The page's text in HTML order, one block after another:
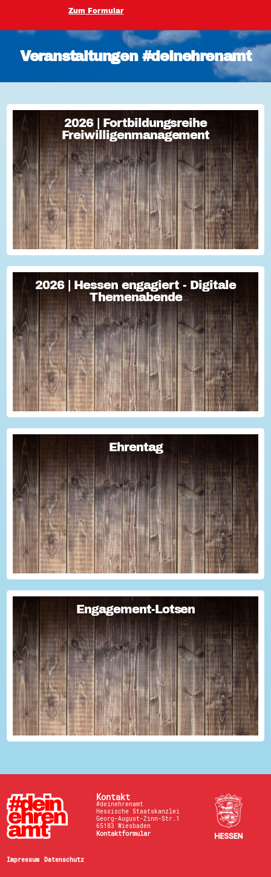
Zum Formular
Veranstaltungen #deinehrenamt
2026 | Fortbildungsreihe
Freiwilligenmanagement
2026 | Fortbildungsreihe
Freiwilligenmanagement
Freiwilligenmanagement Kompakt Strategisches
Freiwilligenmanagement und praktische Umsetzung Im Fokus
Teil 1 Für Engagement begeistern: Freiwillige gewinnen Im
Fokus Teil 2 Eine Frage der H...
2026 | Hessen engagiert - Digitale
Themenabende
2026 | Hessen engagiert - Digitale
Themenabende
Sie haben Fragen zum Thema "Versicherung im Ehrenamt"?
Oder wollten schon immer mal lernen, wie man Engagement-
Geschichten für die Öffentlichkeitsarbeit des Vereins
nutzen kann? Dann haben wir da was!...
Ehrentag
Ehrentag
Macht den Ehrentag mit eurer Aktion zu eurem "hessischen
Ehrentag"...
Engagement-Lotsen
Engagement-Lotsen
Engagement-Lotsen tragen zu einer lebendigen
Engagementkultur und damit zu einer höheren
Lebensqualität für sich und andere bei. Sie bringen ihre
Erfahrungen im bürgerschaftlichen Engagement ein und ü...
Kontakt
#deinehrenamt
Hessische Staatskanzlei
Georg-August-Zinn-Str.1
65183 Wiesbaden
Kontaktformular
Impressum Datenschutz